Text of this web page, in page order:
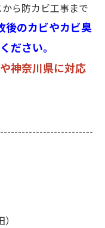
ら防カビ工事まで
後のカビやカビ臭
ださい。
神奈川県に対応